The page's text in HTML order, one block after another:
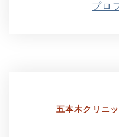
プロ
五本木クリニ